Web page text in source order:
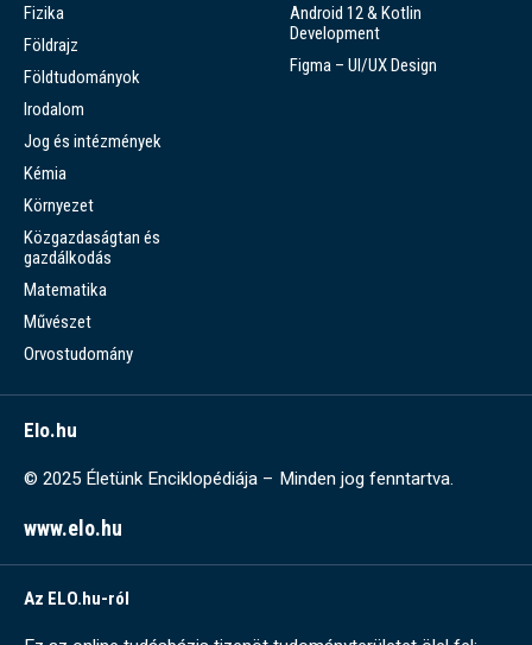
Fizika
Földrajz
Földtudományok
Irodalom
Jog és intézmények
Kémia
Környezet
Közgazdaságtan és
gazdálkodás
Matematika
Művészet
Orvostudomány
Android 12 & Kotlin
Development
Figma – UI/UX Design
Elo.hu
© 2025 Életünk Enciklopédiája – Minden jog fenntartva.
www.elo.hu
Az ELO.hu-ról